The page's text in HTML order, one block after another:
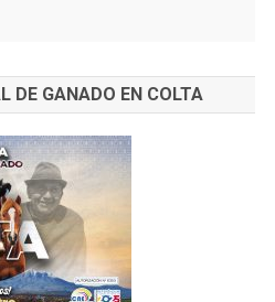
DE GANADO EN COLTA